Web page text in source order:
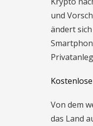
und
ändert
Von dem
das Land